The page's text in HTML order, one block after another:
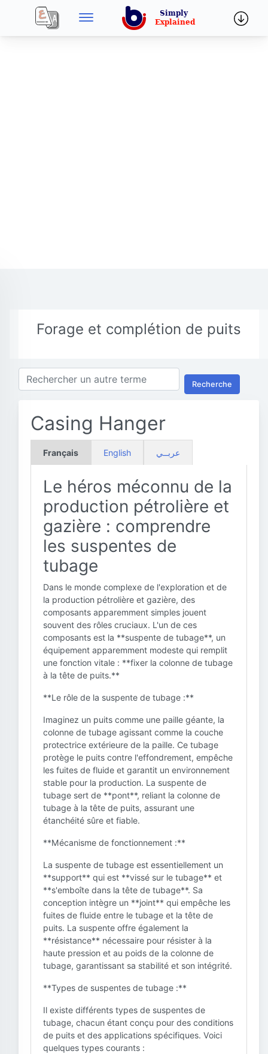
Forage et complétion de puits
Recherche
Casing Hanger
Français English عربــي
Le héros méconnu de la
production pétrolière et
gazière : comprendre
les suspentes de
tubage
Dans le monde complexe de l'exploration et de
la production pétrolière et gazière, des
composants apparemment simples jouent
souvent des rôles cruciaux. L'un de ces
composants est la **suspente de tubage**, un
équipement apparemment modeste qui remplit
une fonction vitale : **fixer la colonne de tubage
à la tête de puits.**
**Le rôle de la suspente de tubage :**
Imaginez un puits comme une paille géante, la
colonne de tubage agissant comme la couche
protectrice extérieure de la paille. Ce tubage
protège le puits contre l'effondrement, empêche
les fuites de fluide et garantit un environnement
stable pour la production. La suspente de
tubage sert de **pont**, reliant la colonne de
tubage à la tête de puits, assurant une
étanchéité sûre et fiable.
**Mécanisme de fonctionnement :**
La suspente de tubage est essentiellement un
**support** qui est **vissé sur le tubage** et
**s'emboîte dans la tête de tubage**. Sa
conception intègre un **joint** qui empêche les
fuites de fluide entre le tubage et la tête de
puits. La suspente offre également la
**résistance** nécessaire pour résister à la
haute pression et au poids de la colonne de
tubage, garantissant sa stabilité et son intégrité.
**Types de suspentes de tubage :**
Il existe différents types de suspentes de
tubage, chacun étant conçu pour des conditions
de puits et des applications spécifiques. Voici
quelques types courants :